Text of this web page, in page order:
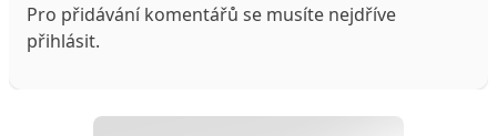
Pro přidávání komentářů se musíte nejdříve
přihlásit.